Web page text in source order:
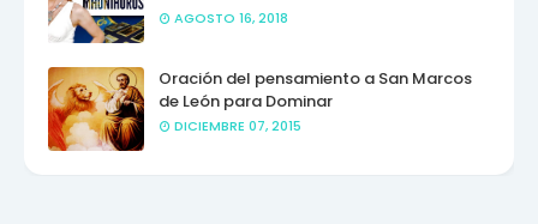
AGOSTO 16, 2018
Oración del pensamiento a San Marcos
de León para Dominar
DICIEMBRE 07, 2015